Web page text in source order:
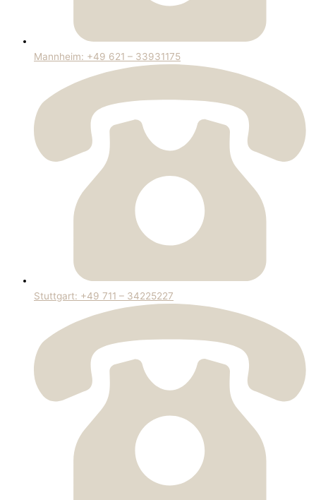
Mannheim: +49 621 – 33931175
Stuttgart: +49 711 – 34225227